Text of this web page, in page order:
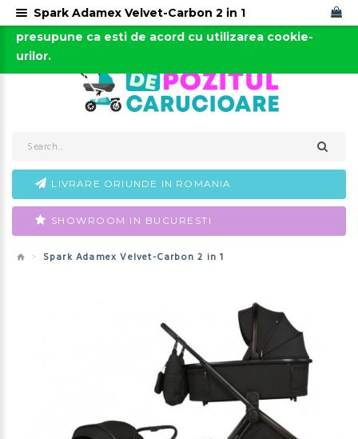
0723-666-005 / 0743-666-006
LIVRARE ORIUNDE IN ROMANIA
SHOWROOM IN BUCURESTI
Spark Adamex Velvet-Carbon 2 in 1
Acest site foloseste cookies. Continuarea navigarii
presupune ca esti de acord cu utilizarea cookie-
urilor.
Spark Adamex Velvet-Carbon 2 in 1